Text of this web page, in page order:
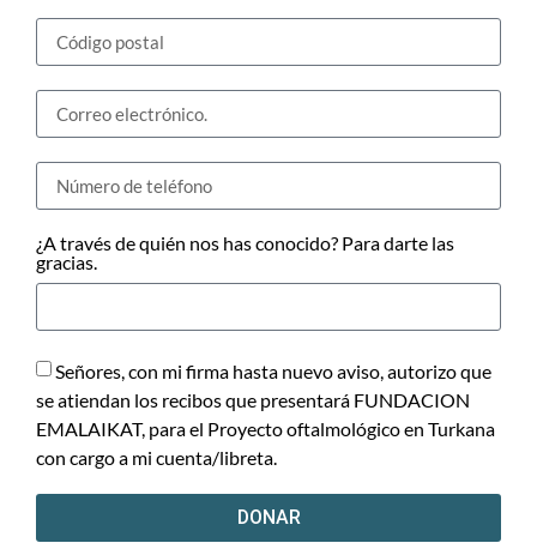
¿A través de quién nos has conocido? Para darte las
gracias.
Señores, con mi firma hasta nuevo aviso, autorizo que
se atiendan los recibos que presentará FUNDACION
EMALAIKAT, para el Proyecto oftalmológico en Turkana
con cargo a mi cuenta/libreta.
DONAR